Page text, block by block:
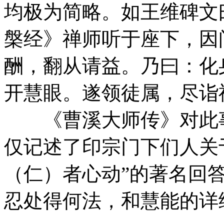
均极为简略。如王维碑
槃经》禅师听于座下，
酬，翻从请益。乃曰：
开慧眼。遂领徒属，尽
《曹溪大师传》对此
仅记述了印宗门下们人
（仁）者心动”的著名回
忍处得何法，和慧能的